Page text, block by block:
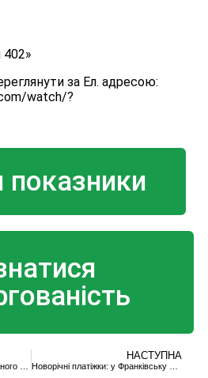
402»
за Ел. адресою:
watch/?
показники
НАСТУПНА